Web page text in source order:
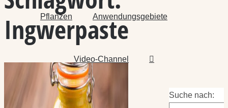
Pflanzen Anwendungsgebiete
Video-Channel
Ingwerpaste
Suche nach: